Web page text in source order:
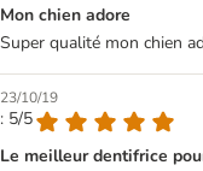
Mon chien adore
Super qualité mon chien
23/10/19
: 5/5
Le meilleur dentifrice